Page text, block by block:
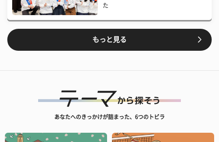
た
もっと見る
あなたへのきっかけが詰まった、6つのトビラ